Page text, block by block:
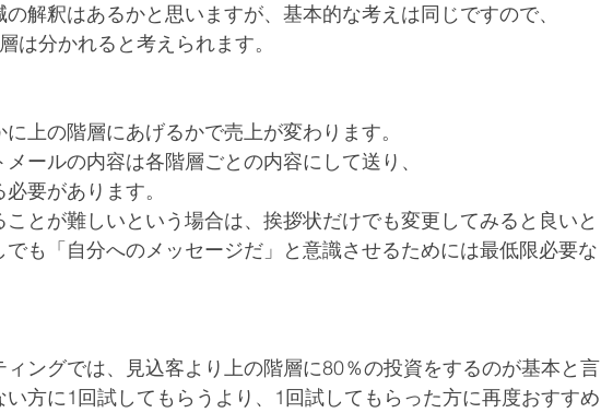
解釈はあるかと思いますが、基本的な考えは同じですので、
は分かれると考えられます。
上の階層にあげるかで売上が変わります。
ールの内容は各階層ごとの内容にして送り、
要があります。
とが難しいという場合は、挨拶状だけでも変更してみると良いと
も「自分へのメッセージだ」と意識させるためには最低限必要な
ングでは、見込客より上の階層に80％の投資をするのが基本と言
方に1回試してもらうより、1回試してもらった方に再度おすすめ